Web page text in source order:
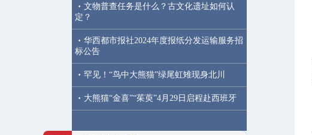
· 文物普查任务是什么？古文化遗址如何认
定？
· 华西都市报社2024年度报纸分发运输服务招
标公告
· 罕见！“鸟中大熊猫”绿尾虹雉现身北川
· 大熊猫“金喜”“茱萸”4月29日启程赴西班牙